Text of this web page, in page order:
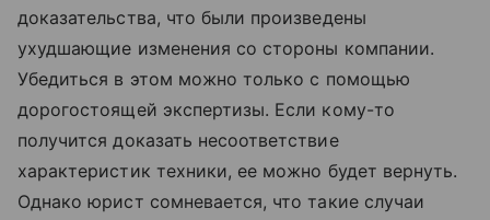
доказательства, что были произведены
ухудшающие изменения со стороны компании.
Убедиться в этом можно только с помощью
дорогостоящей экспертизы. Если кому-то
получится доказать несоответствие
характеристик техники, ее можно будет вернуть.
Однако юрист сомневается, что такие случаи